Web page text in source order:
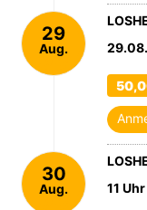
29
Aug.
30
Aug.
2026
11 Uhr